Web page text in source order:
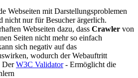
Webseiten mit Darstellungsproblemen
nicht nur für Besucher ärgerlich.
Webseiten dazu, dass Crawler von
Seiten nicht mehr so einfach
sich negativ auf das
wodurch der Webauftritt
DerW3C Validator- Ermöglicht die